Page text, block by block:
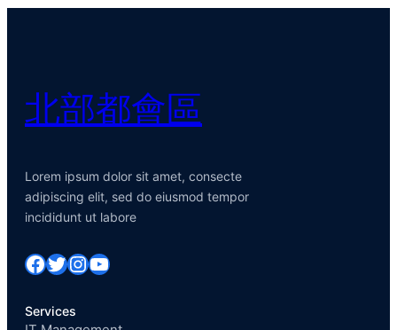
北部都會區
Lorem ipsum dolor sit amet, consecte
adipiscing elit, sed do eiusmod tempor
incididunt ut labore
Facebook Twitter InstagramYouTube
Services